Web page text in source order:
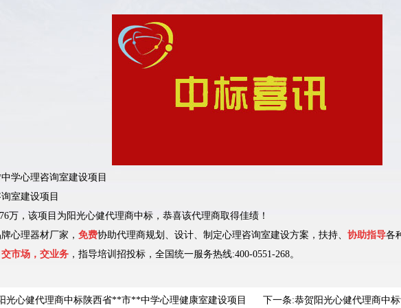
学心理咨询室建设项目
室建设项目
万，该项目为阳光心健代理商中标，恭喜该代理商取得佳绩！
心理器材厂家， 免费协助代理商规划、设计、制定心理咨询室建设方案，扶持、 协助指导各
交市场，交业务，指导培训招投标，全国统一服务热线:400-0551-268。
光心健代理商中标陕西省**市**中学心理健康室建设项目 下一条:恭贺阳光心健代理商中